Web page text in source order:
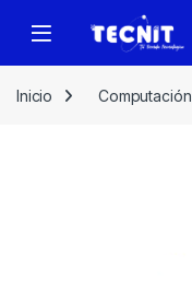
Inicio Computación